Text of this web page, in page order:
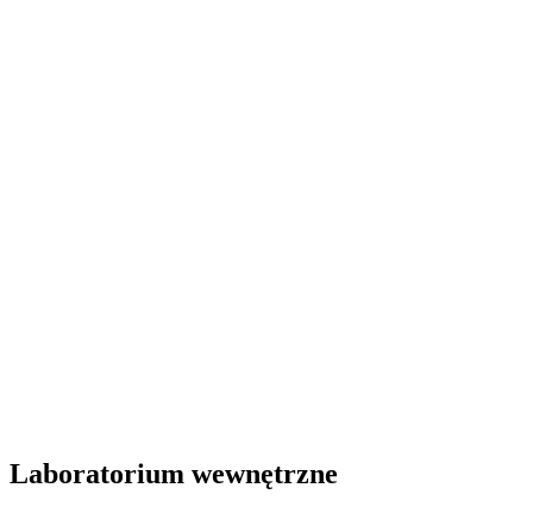
Laboratorium wewnętrzne